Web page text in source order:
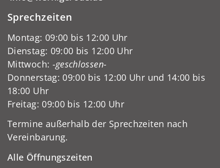
Sprechzeiten
Montag: 09:00 bis 12:00 Uhr
Dienstag: 09:00 bis 12:00 Uhr
Mittwoch: -geschlossen-
Donnerstag: 09:00 bis 12:00 Uhr und 14:00 bis
18:00 Uhr
Freitag: 09:00 bis 12:00 Uhr
Termine außerhalb der Sprechzeiten nach
Vereinbarung.
Alle Öffnungszeiten